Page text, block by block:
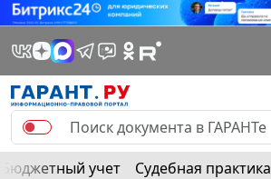
Бюджетный учет Судебная практика